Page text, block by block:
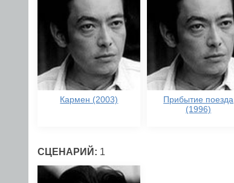
Кармен (2003)
Прибытие поезда
(1996)
СЦЕНАРИЙ: 1